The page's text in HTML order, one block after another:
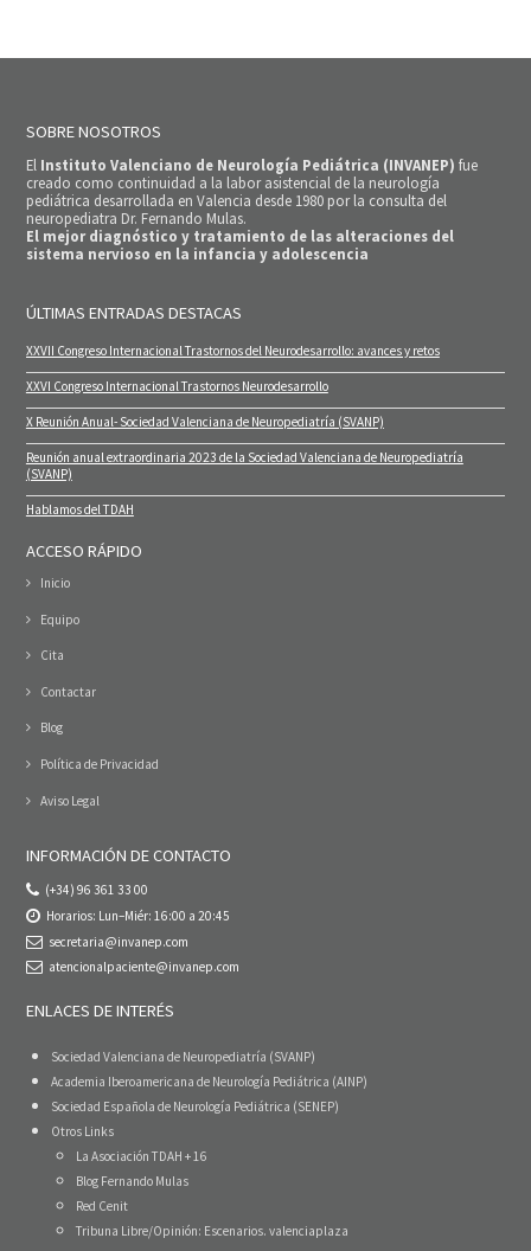
SOBRE NOSOTROS
El Instituto Valenciano de Neurología Pediátrica (INVANEP) fue
creado como continuidad a la labor asistencial de la neurología
pediátrica desarrollada en Valencia desde 1980 por la consulta del
neuropediatra Dr. Fernando Mulas.
El mejor diagnóstico y tratamiento de las alteraciones del
sistema nervioso en la infancia y adolescencia
ÚLTIMAS ENTRADAS DESTACAS
XXVII Congreso Internacional Trastornos del Neurodesarrollo: avances y retos
XXVI Congreso Internacional Trastornos Neurodesarrollo
X Reunión Anual- Sociedad Valenciana de Neuropediatría (SVANP)
Reunión anual extraordinaria 2023 de la Sociedad Valenciana de Neuropediatría
(SVANP)
Hablamos del TDAH
ACCESO RÁPIDO
Inicio
Equipo
Cita
Contactar
Blog
Política de Privacidad
Aviso Legal
INFORMACIÓN DE CONTACTO
(+34) 96 361 33 00
Horarios: Lun–Miér: 16:00 a 20:45
secretaria@invanep.com
atencionalpaciente@invanep.com
ENLACES DE INTERÉS
Sociedad Valenciana de Neuropediatría (SVANP)
Academia Iberoamericana de Neurología Pediátrica (AINP)
Sociedad Española de Neurología Pediátrica (SENEP)
Otros Links
La Asociación TDAH + 16
Blog Fernando Mulas
Red Cenit
Tribuna Libre/Opinión: Escenarios. valenciaplaza